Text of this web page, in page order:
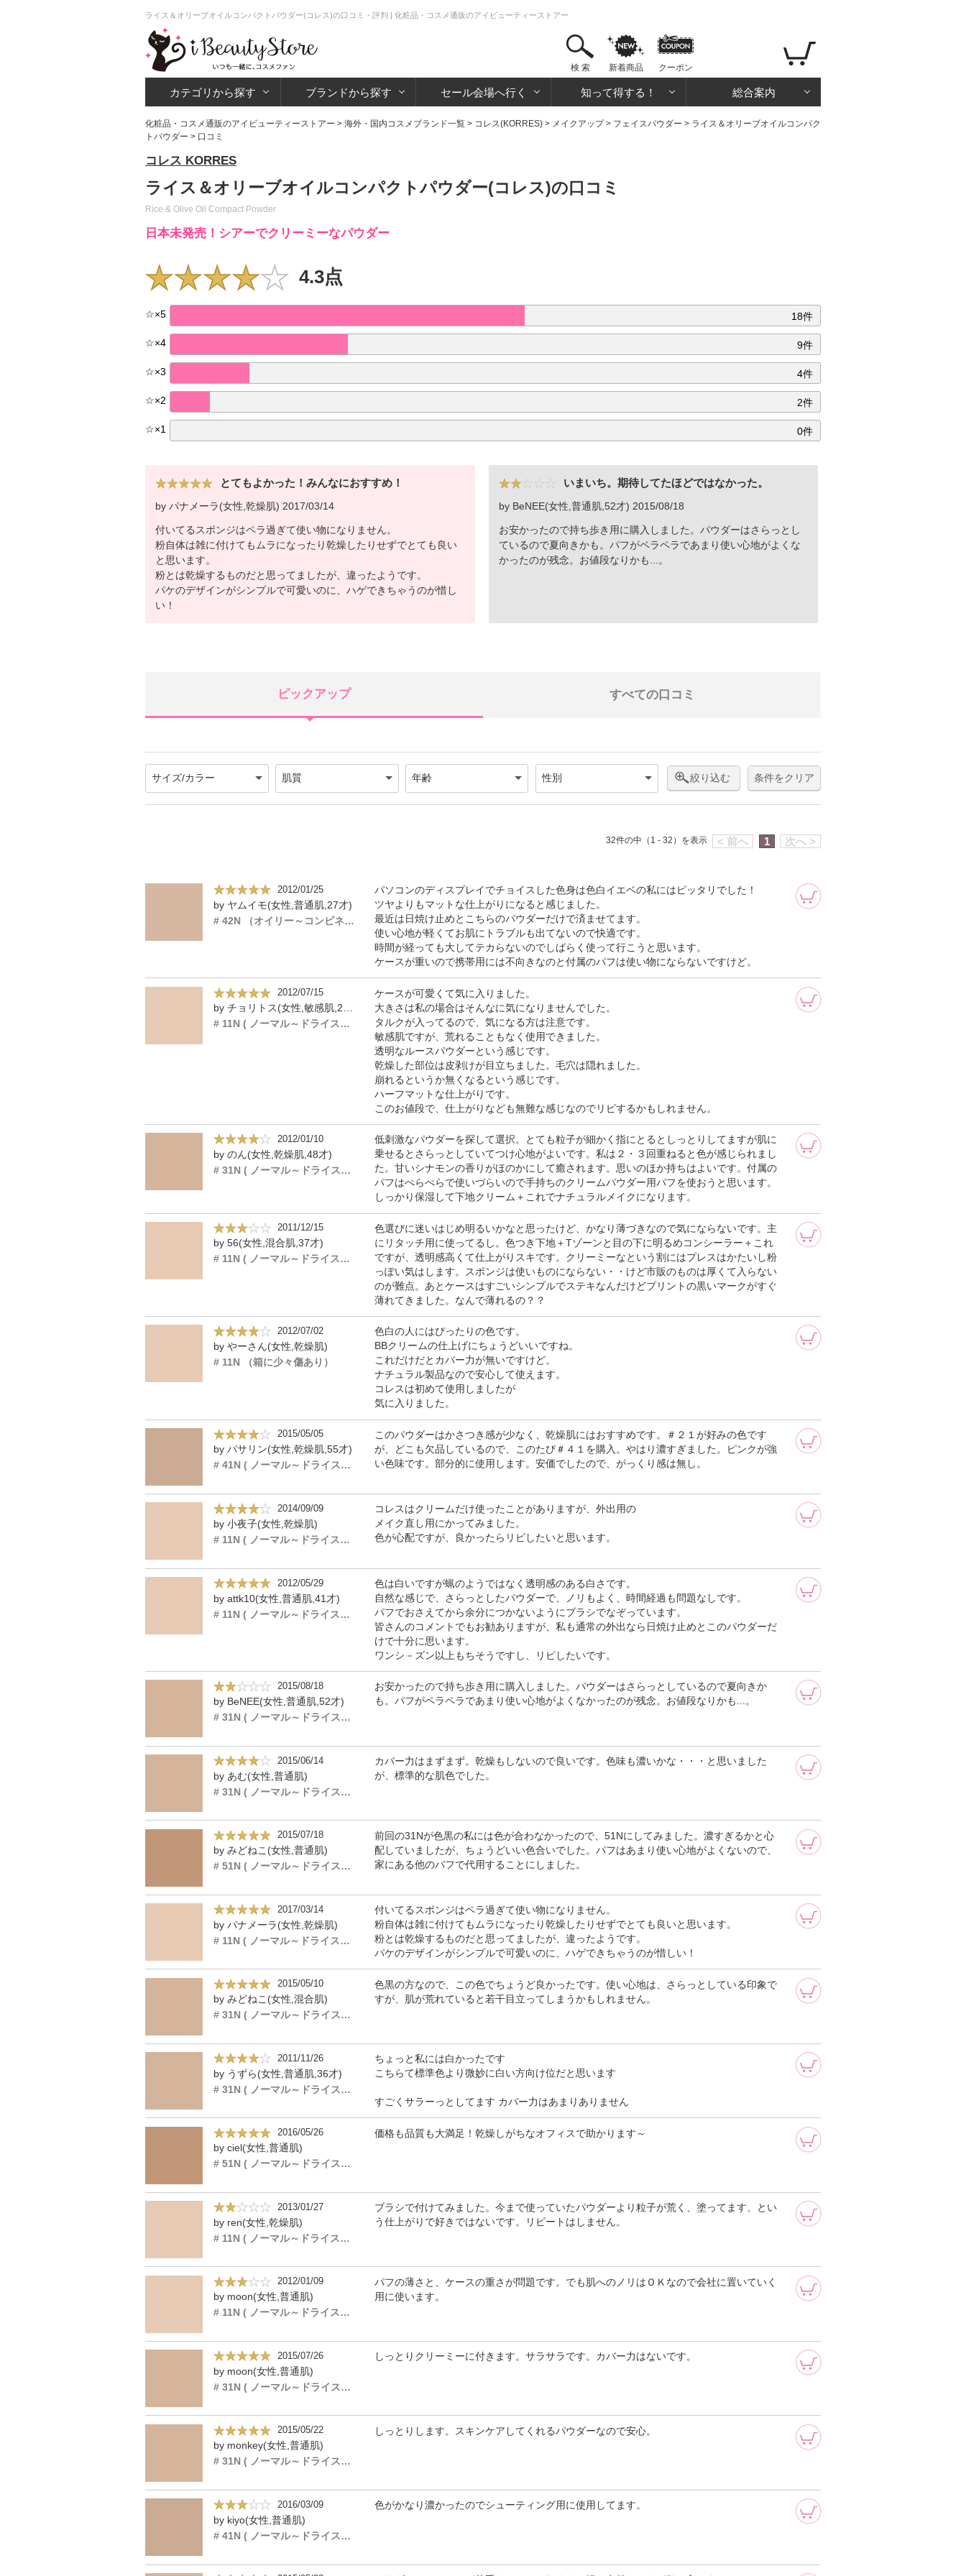
ライス＆オリーブオイルコンパクトパウダー(コレス)の口コミ・評判 | 化粧品・コスメ通販のアイビューティーストアー
検 索 新着商品 クーポン
カテゴリから探す ブランドから探す セール会場へ行く 知って得する！ 総合案内
化粧品・コスメ通販のアイビューティーストアー > 海外・国内コスメブランド一覧 > コレス(KORRES) > メイクアップ> フェイスパウダー > ライス＆オリーブオイルコンパク
トパウダー > 口コミ
コレス KORRES
ライス＆オリーブオイルコンパクトパウダー(コレス)の口コミ
Rice & Olive Oil Compact Powder
日本未発売！シアーでクリーミーなパウダー
4.3点
☆×5 18件
☆×4 9件
☆×3 4件
☆×2 2件
☆×1 0件
とてもよかった！みんなにおすすめ！
by パナメーラ(女性,乾燥肌) 2017/03/14
付いてるスポンジはペラ過ぎて使い物になりません。
粉自体は雑に付けてもムラになったり乾燥したりせずでとても良い
と思います。
粉とは乾燥するものだと思ってましたが、違ったようです。
パケのデザインがシンプルで可愛いのに、ハゲできちゃうのが惜し
い！
いまいち。期待してたほどではなかった。
by BeNEE(女性,普通肌,52才) 2015/08/18
お安かったので持ち歩き用に購入しました。パウダーはさらっとし
ているので夏向きかも。パフがペラペラであまり使い心地がよくな
かったのが残念。お値段なりかも...。
ピックアップ すべての口コミ
絞り込む 条件をクリア
< 前へ 1 次へ >
32件の中（1 - 32）を表示
2012/01/25
by ヤムイモ(女性,普通肌,27才)
# 42N （オイリー～コンビネーションスキン）
パソコンのディスプレイでチョイスした色身は色白イエベの私にはピッタリでした！
ツヤよりもマットな仕上がりになると感じました。
最近は日焼け止めとこちらのパウダーだけで済ませてます。
使い心地が軽くてお肌にトラブルも出てないので快適です。
時間が経っても大してテカらないのでしばらく使って行こうと思います。
ケースが重いので携帯用には不向きなのと付属のパフは使い物にならないですけど。
2012/07/15
by チョリトス(女性,敏感肌,28才)
# 11N ( ノーマル～ドライスキン)
ケースが可愛くて気に入りました。
大きさは私の場合はそんなに気になりませんでした。
タルクが入ってるので、気になる方は注意です。
敏感肌ですが、荒れることもなく使用できました。
透明なルースパウダーという感じです。
乾燥した部位は皮剥けが目立ちました。毛穴は隠れました。
崩れるというか無くなるという感じです。
ハーフマットな仕上がりです。
このお値段で、仕上がりなども無難な感じなのでリピするかもしれません。
2012/01/10
by のん(女性,乾燥肌,48才)
# 31N ( ノーマル～ドライスキン)
低刺激なパウダーを探して選択。とても粒子が細かく指にとるとしっとりしてますが肌に
乗せるとさらっとしていてつけ心地がよいです。私は２・３回重ねると色が感じられまし
た。甘いシナモンの香りがほのかにして癒されます。思いのほか持ちはよいです。付属の
パフはぺらぺらで使いづらいので手持ちのクリームパウダー用パフを使おうと思います。
しっかり保湿して下地クリーム＋これでナチュラルメイクになります。
2011/12/15
by 56(女性,混合肌,37才)
# 11N ( ノーマル～ドライスキン)
色選びに迷いはじめ明るいかなと思ったけど、かなり薄づきなので気にならないです。主
にリタッチ用に使ってるし。色つき下地＋Tゾーンと目の下に明るめコンシーラー＋これ
ですが、透明感高くて仕上がりスキです。クリーミーなという割にはプレスはかたいし粉
っぽい気はします。スポンジは使いものにならない・・けど市販のものは厚くて入らない
のが難点。あとケースはすごいシンプルでステキなんだけどプリントの黒いマークがすぐ
薄れてきました。なんで薄れるの？？
2012/07/02
by やーさん(女性,乾燥肌)
# 11N （箱に少々傷あり）
色白の人にはぴったりの色です。
BBクリームの仕上げにちょうどいいですね。
これだけだとカバー力が無いですけど。
ナチュラル製品なので安心して使えます。
コレスは初めて使用しましたが
気に入りました。
2015/05/05
by パサリン(女性,乾燥肌,55才)
# 41N ( ノーマル～ドライスキン)
このパウダーはかさつき感が少なく、乾燥肌にはおすすめです。＃２１が好みの色です
が、どこも欠品しているので、このたび＃４１を購入。やはり濃すぎました。ピンクが強
い色味です。部分的に使用します。安価でしたので、がっくり感は無し。
2014/09/09
by 小夜子(女性,乾燥肌)
# 11N ( ノーマル～ドライスキン)
コレスはクリームだけ使ったことがありますが、外出用の
メイク直し用にかってみました。
色が心配ですが、良かったらリピしたいと思います。
2012/05/29
by attk10(女性,普通肌,41才)
# 11N ( ノーマル～ドライスキン)
色は白いですが蝋のようではなく透明感のある白さです。
自然な感じで、さらっとしたパウダーで、ノリもよく、時間経過も問題なしです。
パフでおさえてから余分につかないようにブラシでなぞっています。
皆さんのコメントでもお勧ありますが、私も通常の外出なら日焼け止めとこのパウダーだ
けで十分に思います。
ワンシ－ズン以上もちそうですし、リピしたいです。
2015/08/18
by BeNEE(女性,普通肌,52才)
# 31N ( ノーマル～ドライスキン)
お安かったので持ち歩き用に購入しました。パウダーはさらっとしているので夏向きか
も。パフがペラペラであまり使い心地がよくなかったのが残念。お値段なりかも...。
2015/06/14
by あむ(女性,普通肌)
# 31N ( ノーマル～ドライスキン)
カバー力はまずまず。乾燥もしないので良いです。色味も濃いかな・・・と思いました
が、標準的な肌色でした。
2015/07/18
by みどねこ(女性,普通肌)
# 51N ( ノーマル～ドライスキン)
前回の31Nが色黒の私には色が合わなかったので、51Nにしてみました。濃すぎるかと心
配していましたが、ちょうどいい色合いでした。パフはあまり使い心地がよくないので、
家にある他のパフで代用することにしました。
2017/03/14
by パナメーラ(女性,乾燥肌)
# 11N ( ノーマル～ドライスキン)
付いてるスポンジはペラ過ぎて使い物になりません。
粉自体は雑に付けてもムラになったり乾燥したりせずでとても良いと思います。
粉とは乾燥するものだと思ってましたが、違ったようです。
パケのデザインがシンプルで可愛いのに、ハゲできちゃうのが惜しい！
2015/05/10
by みどねこ(女性,混合肌)
# 31N ( ノーマル～ドライスキン)
色黒の方なので、この色でちょうど良かったです。使い心地は、さらっとしている印象で
すが、肌が荒れていると若干目立ってしまうかもしれません。
2011/11/26
by うずら(女性,普通肌,36才)
# 31N ( ノーマル～ドライスキン)
ちょっと私には白かったです
こちらて標準色より微妙に白い方向け位だと思います
すごくサラーっとしてます カバー力はあまりありません
2016/05/26
by ciel(女性,普通肌)
# 51N ( ノーマル～ドライスキン)
価格も品質も大満足！乾燥しがちなオフィスで助かります～
2013/01/27
by ren(女性,乾燥肌)
# 11N ( ノーマル～ドライスキン)
ブラシで付けてみました。今まで使っていたパウダーより粒子が荒く、塗ってます、とい
う仕上がりで好きではないです。リピートはしません。
2012/01/09
by moon(女性,普通肌)
# 11N ( ノーマル～ドライスキン)
パフの薄さと、ケースの重さが問題です。でも肌へのノリはＯＫなので会社に置いていく
用に使います。
2015/07/26
by moon(女性,普通肌)
# 31N ( ノーマル～ドライスキン)
しっとりクリーミーに付きます。サラサラです。カバー力はないです。
2015/05/22
by monkey(女性,普通肌)
# 31N ( ノーマル～ドライスキン)
しっとりします。スキンケアしてくれるパウダーなので安心。
2016/03/09
by kiyo(女性,普通肌)
# 41N ( ノーマル～ドライスキン)
色がかなり濃かったのでシューティング用に使用してます。